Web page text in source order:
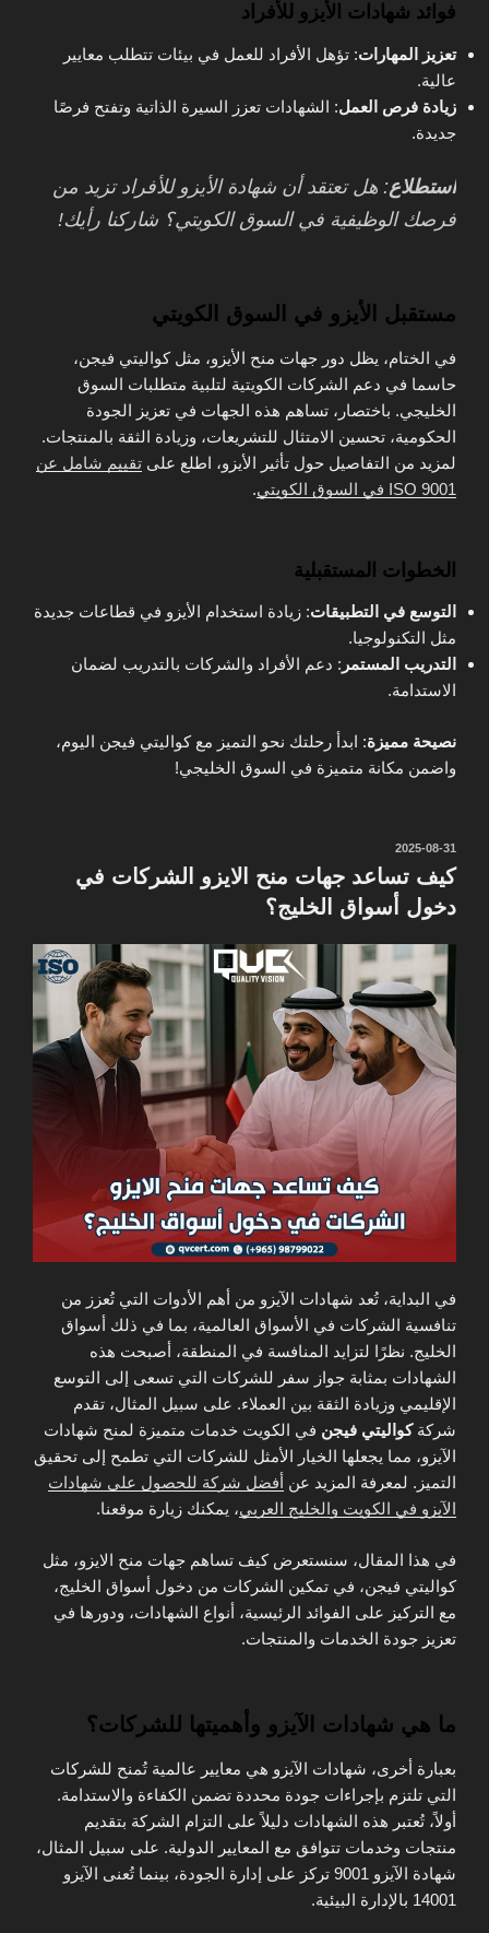
فوائد شهادات الأيزو للأفراد
تعزيز المهارات: تؤهل الأفراد للعمل في بيئات تتطلب معايير
عالية.
زيادة فرص العمل: الشهادات تعزز السيرة الذاتية وتفتح فرصًا
جديدة.
استطلاع: هل تعتقد أن شهادة الأيزو للأفراد تزيد من
فرصك الوظيفية في السوق الكويتي؟ شاركنا رأيك!
مستقبل الأيزو في السوق الكويتي
في الختام، يظل دور جهات منح الأيزو، مثل كواليتي فيجن،
حاسما في دعم الشركات الكويتية لتلبية متطلبات السوق
الخليجي. باختصار، تساهم هذه الجهات في تعزيز الجودة
الحكومية، تحسين الامتثال للتشريعات، وزيادة الثقة بالمنتجات.
لمزيد من التفاصيل حول تأثير الأيزو، اطلع على تقييم شامل عن
ISO 9001 في السوق الكويتي
.
الخطوات المستقبلية
التوسع في التطبيقات: زيادة استخدام الأيزو في قطاعات جديدة
مثل التكنولوجيا.
التدريب المستمر : دعم الأفراد والشركات بالتدريب لضمان
الاستدامة.
نصيحة مميزة: ابدأ رحلتك نحو التميز مع كواليتي فيجن اليوم،
واضمن مكانة متميزة في السوق الخليجي!
نُشر
في
2025-08-31
كيف تساعد جهات منح الايزو الشركات في
دخول أسواق الخليج؟
في البداية، تُعد شهادات الآيزو من أهم الأدوات التي تُعزز من
تنافسية الشركات في الأسواق العالمية، بما في ذلك أسواق
الخليج. نظرًا لتزايد المنافسة في المنطقة، أصبحت هذه
الشهادات بمثابة جواز سفر للشركات التي تسعى إلى التوسع
الإقليمي وزيادة الثقة بين العملاء. على سبيل المثال، تقدم
شركةكواليتي فيجن في الكويت خدمات متميزة لمنح شهادات
الآيزو، مما يجعلها الخيار الأمثل للشركات التي تطمح إلى تحقيق
التميز. لمعرفة المزيد عن أفضل شركة للحصول على شهادات
الآيزو في الكويت والخليج العربي، يمكنك زيارة موقعنا.
في هذا المقال، سنستعرض كيف تساهم جهات منح الايزو، مثل
كواليتي فيجن، في تمكين الشركات من دخول أسواق الخليج،
مع التركيز على الفوائد الرئيسية، أنواع الشهادات، ودورها في
تعزيز جودة الخدمات والمنتجات.
ما هي شهادات الآيزو وأهميتها للشركات؟
بعبارة أخرى، شهادات الآيزو هي معايير عالمية تُمنح للشركات
التي تلتزم بإجراءات جودة محددة تضمن الكفاءة والاستدامة.
أولاً، تُعتبر هذه الشهادات دليلاً على التزام الشركة بتقديم
منتجات وخدمات تتوافق مع المعايير الدولية. على سبيل المثال،
شهادة الآيزو 9001 تركز على إدارة الجودة، بينما تُعنى الآيزو
14001 بالإدارة البيئية.